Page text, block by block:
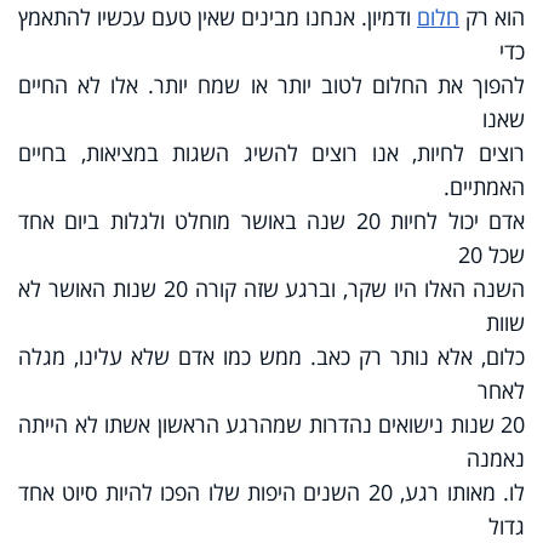
הוא רק חלום ודמיון. אנחנו מבינים שאין טעם עכשיו להתאמץ
כדי
להפוך את החלום לטוב יותר או שמח יותר. אלו לא החיים
שאנו
רוצים לחיות, אנו רוצים להשיג השגות במציאות, בחיים
האמתיים.
אדם יכול לחיות 20 שנה באושר מוחלט ולגלות ביום אחד
שכל 20
השנה האלו היו שקר, וברגע שזה קורה 20 שנות האושר לא
שוות
כלום, אלא נותר רק כאב. ממש כמו אדם שלא עלינו, מגלה
לאחר
20 שנות נישואים נהדרות שמהרגע הראשון אשתו לא הייתה
נאמנה
לו. מאותו רגע, 20 השנים היפות שלו הפכו להיות סיוט אחד
גדול